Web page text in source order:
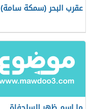
عقرب البحر (سمكة سامة)